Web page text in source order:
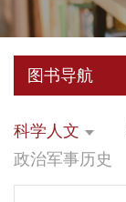
图书导航
科学人文
政治军事历史